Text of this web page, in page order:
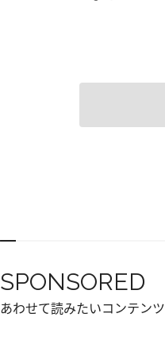
SPONSORED
あわせて読みたいコンテンツ